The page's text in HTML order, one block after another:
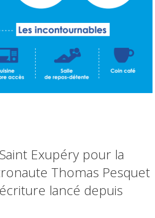
Exupéry pour la
Thomas Pesquet
lancé depuis